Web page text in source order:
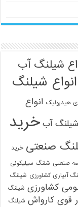
شیلنگ آب
انواع شیلنگ
هیدرولیک انواع
شیلنگ آب خرید
صنعتی خرید
صنعتی شلنگ سیلیکونی
آبیاری کشاورزی شیلنگ
کشاورزی شیلنگ
قوی کارواش شیلنگ